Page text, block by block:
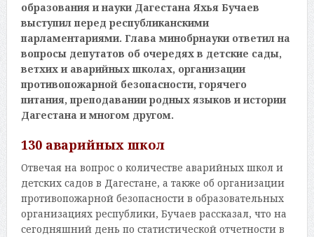
образования и науки Дагестана Яхья Бучаев
выступил перед республиканскими
парламентариями. Глава минобрнауки ответил на
вопросы депутатов об очередях в детские сады,
ветхих и аварийных школах, организации
противопожарной безопасности, горячего
питания, преподавании родных языков и истории
Дагестана и многом другом.
130 аварийных школ
Отвечая на вопрос о количестве аварийных школ и
детских садов в Дагестане, а также об организации
противопожарной безопасности в образовательных
организациях республики, Бучаев рассказал, что на
сегодняшний день по статистической отчетности в